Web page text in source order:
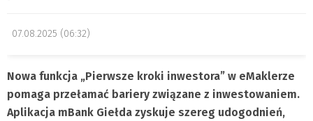
07.08.2025 (06:32)
Nowa funkcja „Pierwsze kroki inwestora” w eMaklerze
pomaga przełamać bariery związane z inwestowaniem.
Aplikacja mBank Giełda zyskuje szereg udogodnień,